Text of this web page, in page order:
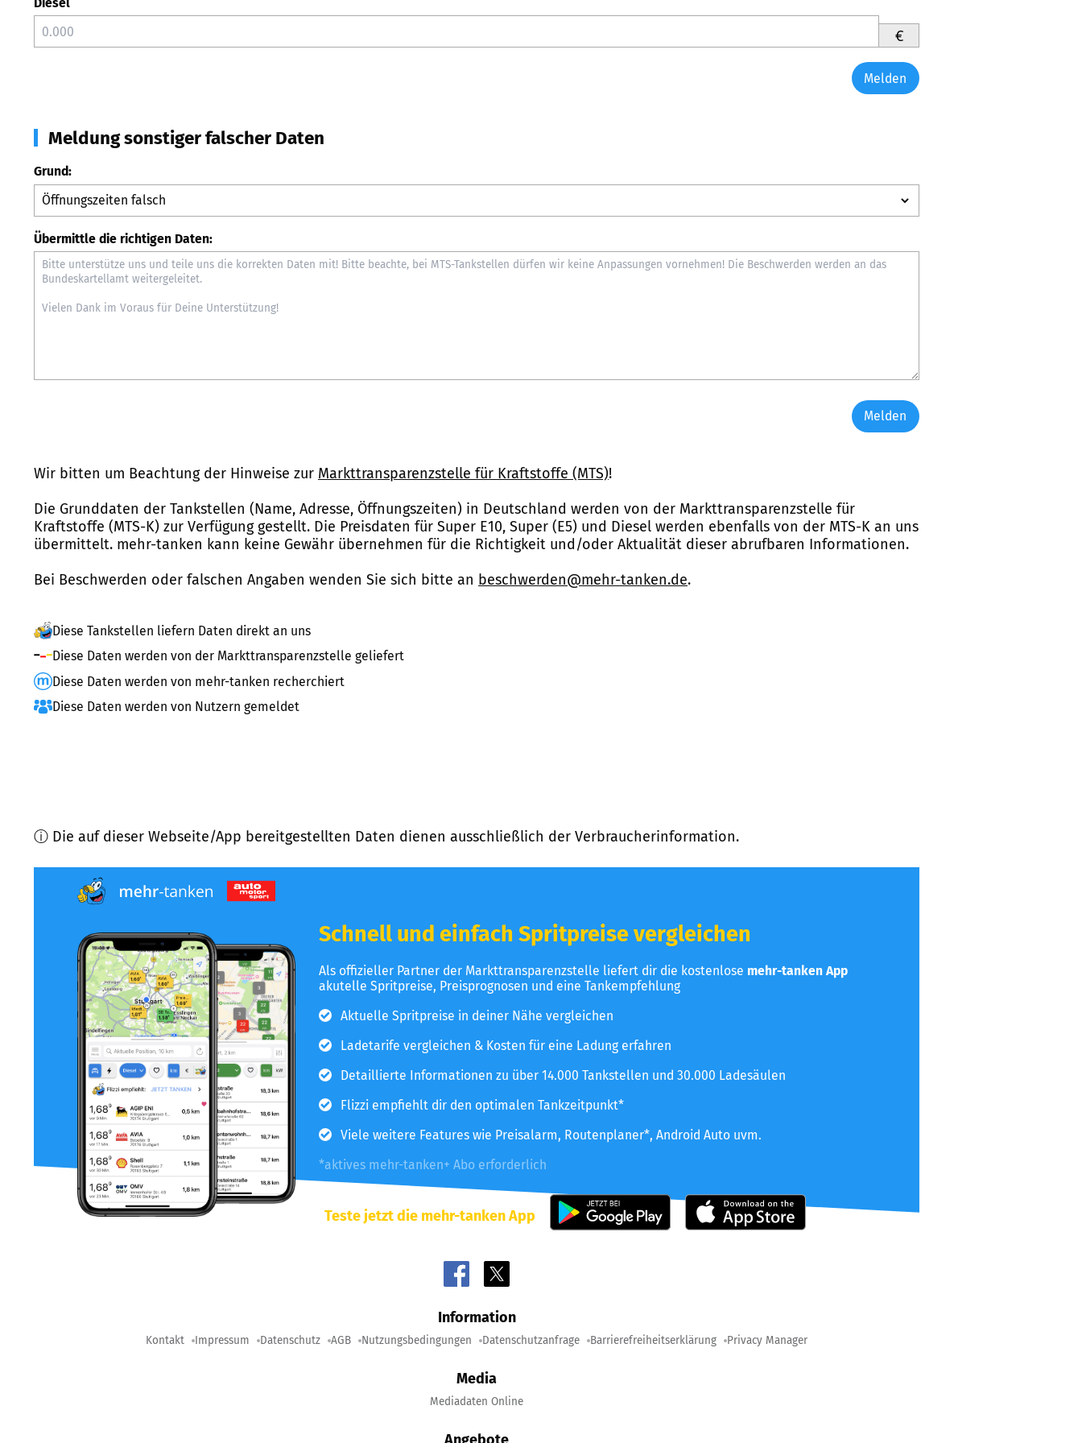
€
Melden
Meldung sonstiger falscher Daten
Grund:
Übermittle die richtigen Daten:
Melden
Wir bitten um Beachtung der Hinweise zur Markttransparenzstelle für Kraftstoffe (MTS)!
Die Grunddaten der Tankstellen (Name, Adresse, Öffnungszeiten) in Deutschland werden von der Markttransparenzstelle für
Kraftstoffe (MTS-K) zur Verfügung gestellt. Die Preisdaten für Super E10, Super (E5) und Diesel werden ebenfalls von der MTS-K an uns
übermittelt. mehr-tanken kann keine Gewähr übernehmen für die Richtigkeit und/oder Aktualität dieser abrufbaren Informationen.
Bei Beschwerden oder falschen Angaben wenden Sie sich bitte an beschwerden@mehr-tanken.de.
Diese Tankstellen liefern Daten direkt an uns
Diese Daten werden von der Markttransparenzstelle geliefert
Diese Daten werden von mehr-tanken recherchiert
Diese Daten werden von Nutzern gemeldet
ⓘ Die auf dieser Webseite/App bereitgestellten Daten dienen ausschließlich der Verbraucherinformation.
Schnell und einfach Spritpreise vergleichen
Als offizieller Partner der Markttransparenzstelle liefert dir die kostenlose mehr-tanken App
akutelle Spritpreise, Preisprognosen und eine Tankempfehlung
Aktuelle Spritpreise in deiner Nähe vergleichen
Ladetarife vergleichen & Kosten für eine Ladung erfahren
Detaillierte Informationen zu über 14.000 Tankstellen und 30.000 Ladesäulen
Flizzi empfiehlt dir den optimalen Tankzeitpunkt*
Viele weitere Features wie Preisalarm, Routenplaner*, Android Auto uvm.
*aktives mehr-tanken+ Abo erforderlich
Teste jetzt die mehr-tanken App
Information
Kontakt Impressum Datenschutz AGB Nutzungsbedingungen Datenschutzanfrage Barrierefreiheitserklärung Privacy Manager
Media
Mediadaten Online